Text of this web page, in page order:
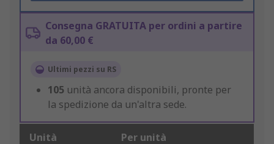
Consegna GRATUITA per ordini a partire
da 60,00 €
Ultimi pezzi su RS
105 unità ancora disponibili, pronte per
la spedizione da un'altra sede.
Unità Per unità